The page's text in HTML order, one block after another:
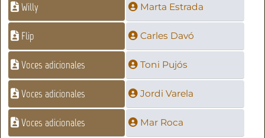
Willy Marta Estrada
Flip Carles Davó
Voces adicionales Toni Pujós
Voces adicionales Jordi Varela
Voces adicionales Mar Roca